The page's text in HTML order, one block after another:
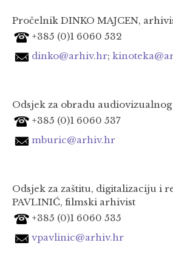
Pročelnik DINKO MAJCEN,
+385 (0)1 6060 532
dinko@arhiv.hr;
Odsjek za obradu
+385 (0)1 6060 537
mburic@arhiv.hr
Odsjek za zaštitu, digitalizaciju i
PAVLINIĆ, filmski arhivist
+385 (0)1 6060 535
vpavlinic@arhiv.hr